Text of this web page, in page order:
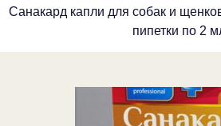
Санакард капли для собак и
пипетки по 2